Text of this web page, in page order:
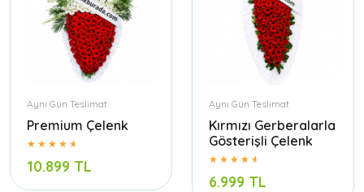
Aynı Gün Teslimat
Premium Çelenk
10.899 TL
Aynı Gün Teslimat
Kırmızı Gerberalarla
Gösterişli Çelenk
6.999 TL